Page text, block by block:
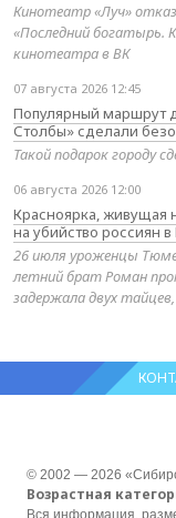
Кинотеатр «Луч»
«Последний богатырь.
кинотеатра в ВК
07 августа 2026 12:45
Популярный маршрут
Столбы» сделали
Такой подарок городу
06 августа 2026 12:00
Красноярка, живущая
на убийство россиян в
26 июля уроженцы
летний брат Роман
задержала двух
© 2002 — 2026
Возрастная